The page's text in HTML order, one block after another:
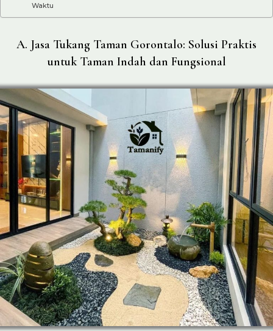
Waktu
A. Jasa Tukang Taman Gorontalo: Solusi Praktis
untuk Taman Indah dan Fungsional